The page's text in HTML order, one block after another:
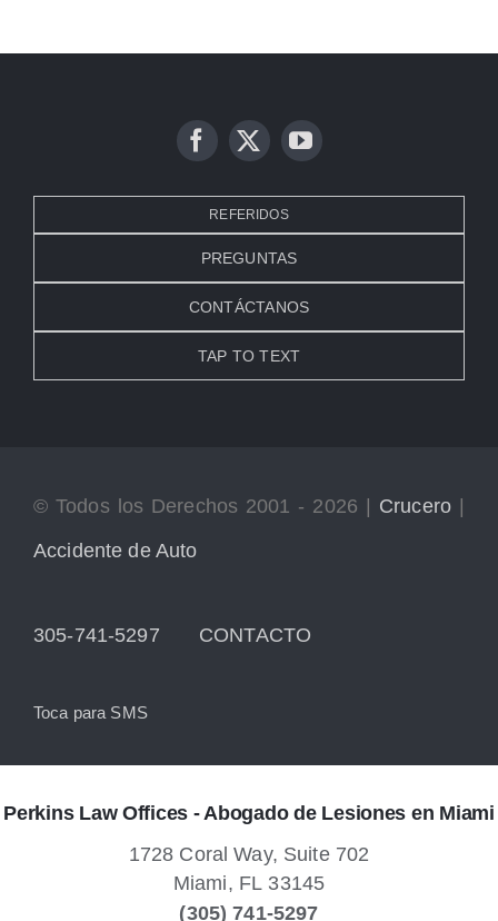
REFERIDOS
PREGUNTAS
CONTÁCTANOS
TAP TO TEXT
© Todos los Derechos 2001 - 2026 | Crucero
Accidente de Auto
305-741-5297 CONTACTO
Toca para SMS
Perkins Law Offices - Abogado de Lesiones en Miami
1728 Coral Way, Suite 702
Miami, FL 33145
(305) 741-5297